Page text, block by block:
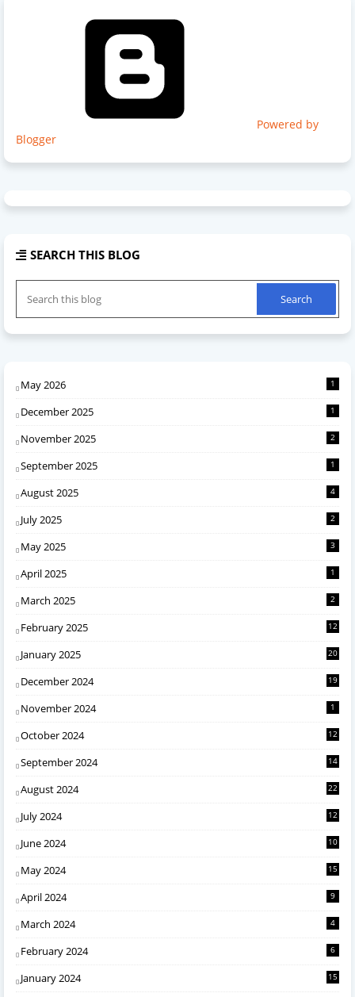
Powered by
Blogger
SEARCH THIS BLOG
May 2026 1
December 2025 1
November 2025 2
September 2025 1
August 2025 4
July 2025 2
May 2025 3
April 2025 1
March 2025 2
February 2025 12
January 2025 20
December 2024 19
November 2024 1
October 2024 12
September 2024 14
August 2024 22
July 2024 12
June 2024 10
May 2024 15
April 2024 9
March 2024 4
February 2024 6
January 2024 15